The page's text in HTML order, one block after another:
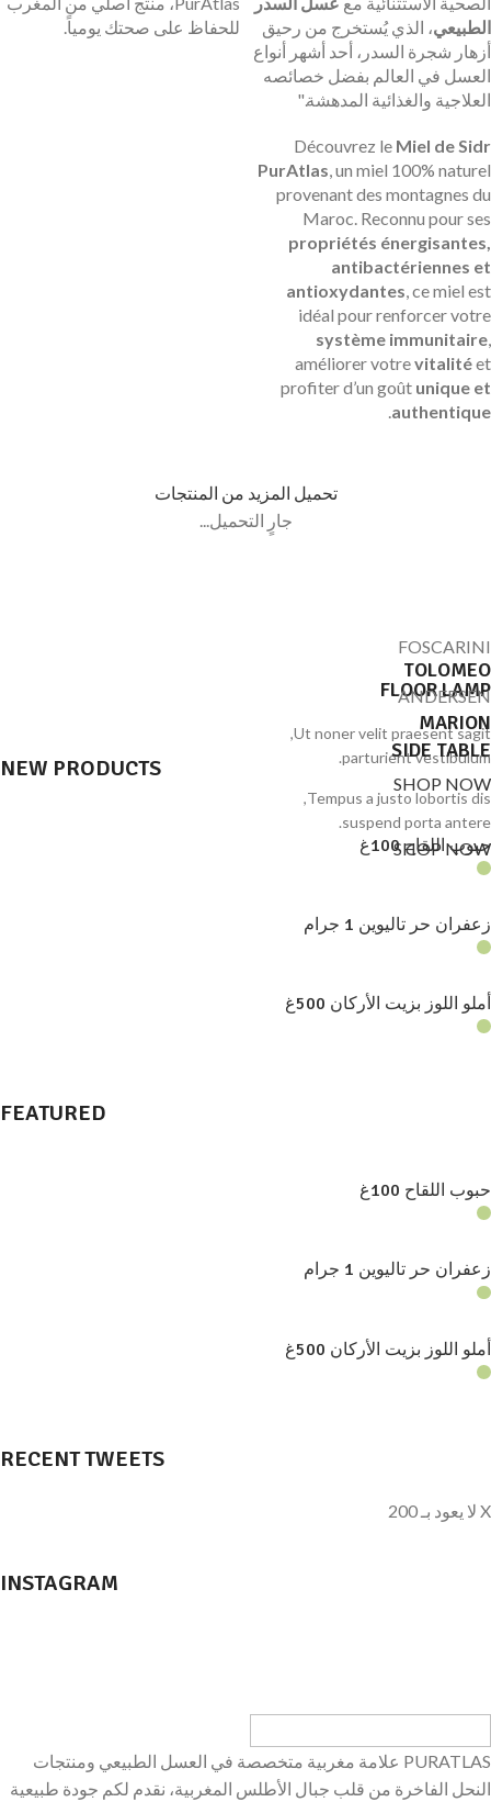
الطبيعي، الذي يُستخرج من رحيق
أزهار شجرة السدر، أحد أشهر أنواع
العسل في العالم بفضل خصائصه
العلاجية والغذائية المدهشة."
Découvrez le Miel de Sidr
PurAtlas , un miel 100% naturel
provenant des montagnes du
Maroc. Reconnu pour ses
propriétés énergisantes,
antibactériennes et
antioxydantes , ce miel est
idéal pour renforcer votre
système immunitaire
améliorer votrevitalitéet
profiter d’un goût unique et
authentique
للحفاظ على صحتك يومياً.
تحميل المزيد من المنتجات
جارٍ التحميل...
FOSCARINI
TOLOMEO
FLOOR LAMP
Ut noner velit praesent sagit,
parturient vestibulum.
SHOP NOW
ANDERSEN
MARION
SIDE TABLE
Tempus a justo lobortis dis,
suspend porta antere.
SHOP NOW
NEW PRODUCTS
حبوب اللقاح 100غ
زعفران حر تاليوين 1 جرام
أملو اللوز بزيت الأركان 500غ
FEATURED
حبوب اللقاح 100غ
زعفران حر تاليوين 1 جرام
أملو اللوز بزيت الأركان 500غ
RECENT TWEETS
X لا يعود بـ 200
INSTAGRAM
PURATLAS علامة مغربية متخصصة في العسل الطبيعي ومنتجات
النحل الفاخرة من قلب جبال الأطلس المغربية، نقدم لكم جودة طبيعية